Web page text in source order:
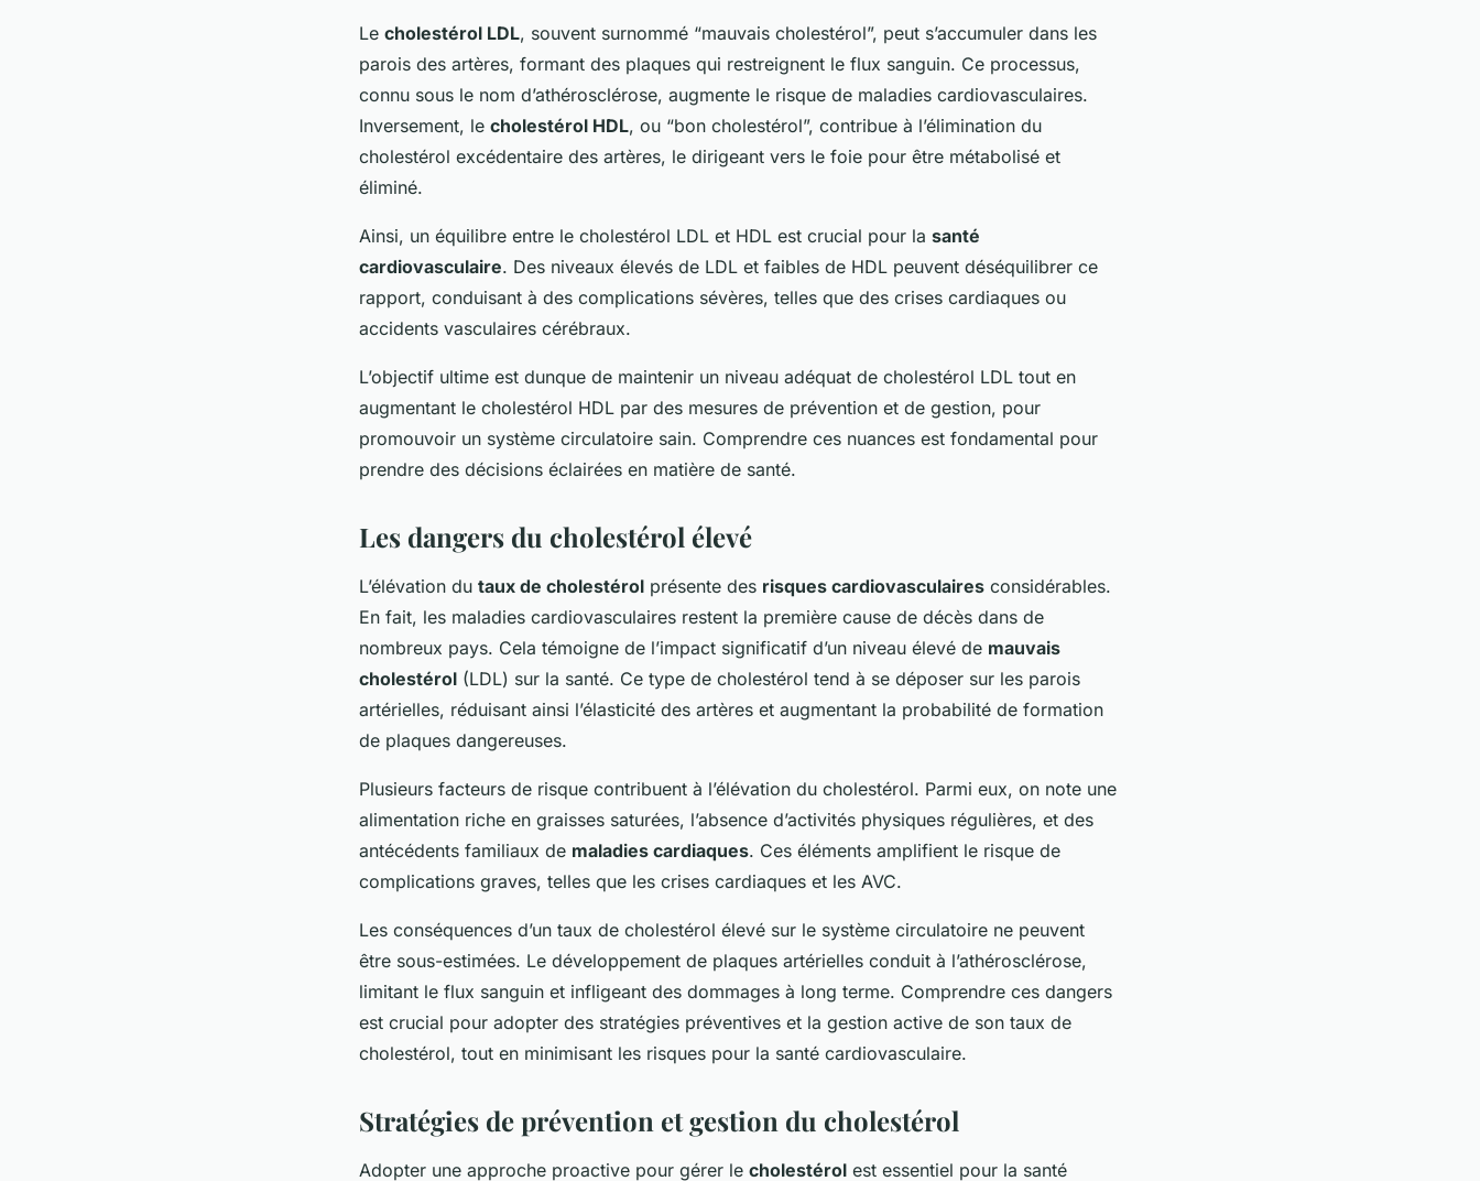
Le cholestérol LDL, souvent surnommé “mauvais cholestérol”, peut s’accumuler dans les
parois des artères, formant des plaques qui restreignent le flux sanguin. Ce processus,
connu sous le nom d’athérosclérose, augmente le risque de maladies cardiovasculaires.
Inversement, le cholestérol HDL, ou “bon cholestérol”, contribue à l’élimination du
cholestérol excédentaire des artères, le dirigeant vers le foie pour être métabolisé et
éliminé.
Ainsi, un équilibre entre le cholestérol LDL et HDL est crucial pour la santé
cardiovasculaire. Des niveaux élevés de LDL et faibles de HDL peuvent déséquilibrer ce
rapport, conduisant à des complications sévères, telles que des crises cardiaques ou
accidents vasculaires cérébraux.
L’objectif ultime est dunque de maintenir un niveau adéquat de cholestérol LDL tout en
augmentant le cholestérol HDL par des mesures de prévention et de gestion, pour
promouvoir un système circulatoire sain. Comprendre ces nuances est fondamental pour
prendre des décisions éclairées en matière de santé.
Les dangers du cholestérol élevé
L’élévation du taux de cholestérol présente des risques cardiovasculaires considérables.
En fait, les maladies cardiovasculaires restent la première cause de décès dans de
nombreux pays. Cela témoigne de l’impact significatif d’un niveau élevé de mauvais
cholestérol (LDL) sur la santé. Ce type de cholestérol tend à se déposer sur les parois
artérielles, réduisant ainsi l’élasticité des artères et augmentant la probabilité de formation
de plaques dangereuses.
Plusieurs facteurs de risque contribuent à l’élévation du cholestérol. Parmi eux, on note une
alimentation riche en graisses saturées, l’absence d’activités physiques régulières, et des
antécédents familiaux de maladies cardiaques. Ces éléments amplifient le risque de
complications graves, telles que les crises cardiaques et les AVC.
Les conséquences d’un taux de cholestérol élevé sur le système circulatoire ne peuvent
être sous-estimées. Le développement de plaques artérielles conduit à l’athérosclérose,
limitant le flux sanguin et infligeant des dommages à long terme. Comprendre ces dangers
est crucial pour adopter des stratégies préventives et la gestion active de son taux de
cholestérol, tout en minimisant les risques pour la santé cardiovasculaire.
Stratégies de prévention et gestion du cholestérol
Adopter une approche proactive pour gérer le cholestérol est essentiel pour la santé